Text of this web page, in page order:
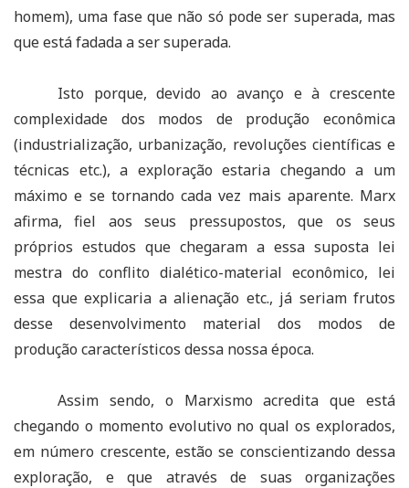
homem), uma fase que não só pode ser superada, mas
que está fadada a ser superada.
Isto porque, devido ao avanço e à crescente
complexidade dos modos de produção econômica
(industrialização, urbanização, revoluções científicas e
técnicas etc.), a exploração estaria chegando a um
máximo e se tornando cada vez mais aparente. Marx
afirma, fiel aos seus pressupostos, que os seus
próprios estudos que chegaram a essa suposta lei
mestra do conflito dialético-material econômico, lei
essa que explicaria a alienação etc., já seriam frutos
desse desenvolvimento material dos modos de
produção característicos dessa nossa época.
Assim sendo, o Marxismo acredita que está
chegando o momento evolutivo no qual os explorados,
em número crescente, estão se conscientizando dessa
exploração, e que através de suas organizações